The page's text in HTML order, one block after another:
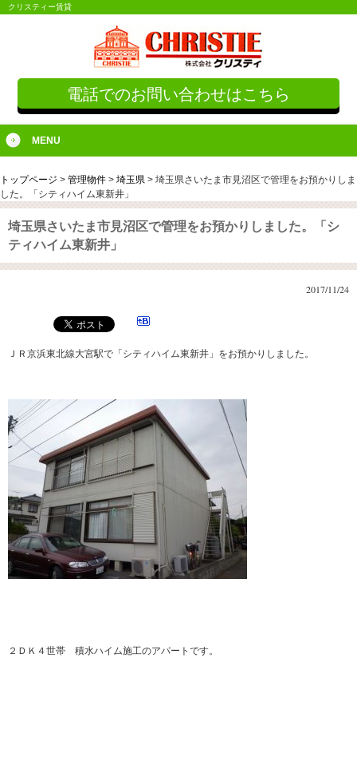
クリスティー賃貸
電話でのお問い合わせはこちら
MENU
トップページ > 管理物件 > 埼玉県 > 埼玉県さいたま市見沼区で管理をお預かりしま
した。「シティハイム東新井」
埼玉県さいたま市見沼区で管理をお預かりしました。「シ
ティハイム東新井」
2017/11/24
ＪＲ京浜東北線大宮駅で「シティハイム東新井」をお預かりしました。
２ＤＫ４世帯 積水ハイム施工のアパートです。